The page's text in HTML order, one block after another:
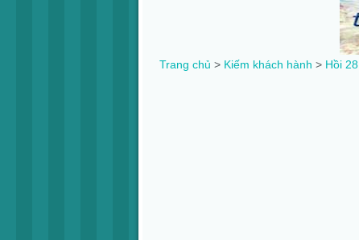
Trang chủ > Kiếm khách hành > Hồi 28